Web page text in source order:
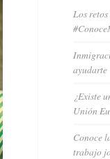
Los
ayudarte
¿Existe
Unión
Conoce
trabajo